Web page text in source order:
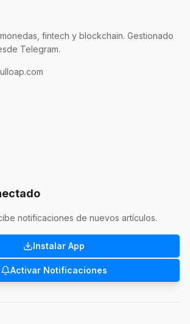
fintech y blockchain. Gestionado
Telegram.
notificaciones de nuevos artículos.
Instalar App
Activar Notificaciones